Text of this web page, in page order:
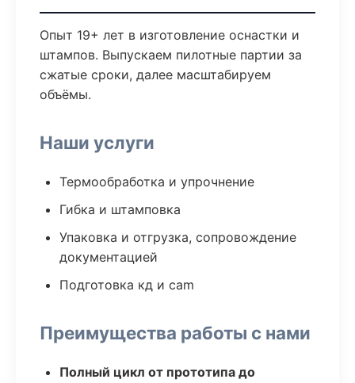
Опыт 19+ лет в изготовление оснастки и
штампов. Выпускаем пилотные партии за
сжатые сроки, далее масштабируем
объёмы.
Наши услуги
Термообработка и упрочнение
Гибка и штамповка
Упаковка и отгрузка, сопровождение
документацией
Подготовка кд и cam
Преимущества работы с нами
Полный цикл от прототипа до